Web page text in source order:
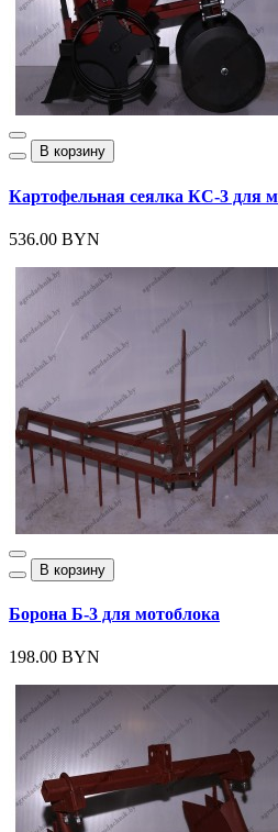
В корзину
Картофельная сеялка КС-3 для
536.00 BYN
В корзину
Борона Б-3 для мотоблока
198.00 BYN